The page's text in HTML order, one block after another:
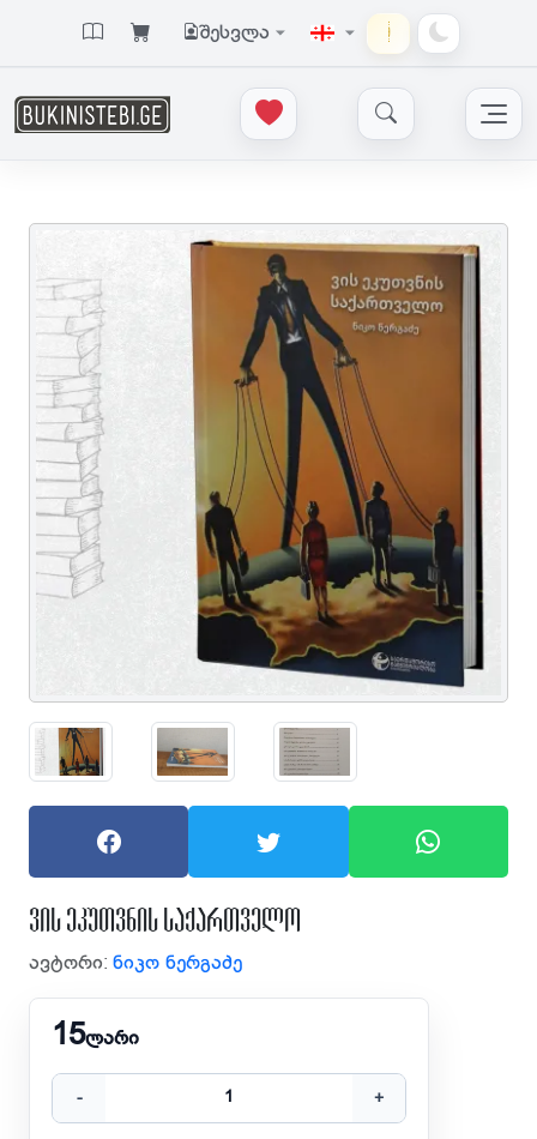
შესვლა
ვის ეკუთვნის საქართველო
ავტორი: ნიკო ნერგაძე
15ლარი
- +